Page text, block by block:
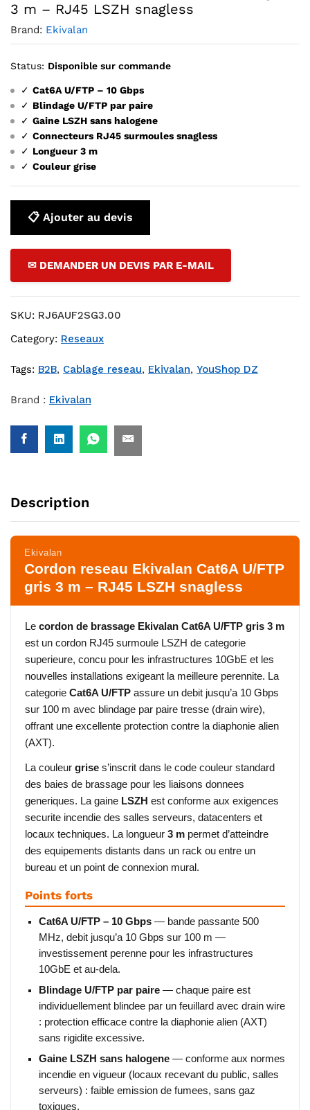
3 m – RJ45 LSZH snagless
Brand: Ekivalan
Status: Disponible sur commande
✓ Cat6A U/FTP – 10 Gbps
✓ Blindage U/FTP par paire
✓ Gaine LSZH sans halogene
✓ Connecteurs RJ45 surmoules snagless
✓ Longueur 3 m
✓ Couleur grise
📋 Ajouter au devis
✉ DEMANDER UN DEVIS PAR E-MAIL
SKU: RJ6AUF2SG3.00
Category: Reseaux
Tags: B2B, Cablage reseau, Ekivalan, YouShop DZ
Brand : Ekivalan
Description
Ekivalan
Cordon reseau Ekivalan Cat6A U/FTP
gris 3 m – RJ45 LSZH snagless
Le cordon de brassage Ekivalan Cat6A U/FTP gris 3 m
est un cordon RJ45 surmoule LSZH de categorie
superieure, concu pour les infrastructures 10GbE et les
nouvelles installations exigeant la meilleure perennite. La
categorie Cat6A U/FTP assure un debit jusqu’a 10 Gbps
sur 100 m avec blindage par paire tresse (drain wire),
offrant une excellente protection contre la diaphonie alien
(AXT).
La couleur grise s’inscrit dans le code couleur standard
des baies de brassage pour les liaisons donnees
generiques. La gaine LSZH est conforme aux exigences
securite incendie des salles serveurs, datacenters et
locaux techniques. La longueur 3 m permet d’atteindre
des equipements distants dans un rack ou entre un
bureau et un point de connexion mural.
Points forts
Cat6A U/FTP – 10 Gbps — bande passante 500
MHz, debit jusqu’a 10 Gbps sur 100 m —
investissement perenne pour les infrastructures
10GbE et au-dela.
Blindage U/FTP par paire — chaque paire est
individuellement blindee par un feuillard avec drain wire
: protection efficace contre la diaphonie alien (AXT)
sans rigidite excessive.
Gaine LSZH sans halogene — conforme aux normes
incendie en vigueur (locaux recevant du public, salles
serveurs) : faible emission de fumees, sans gaz
toxiques.